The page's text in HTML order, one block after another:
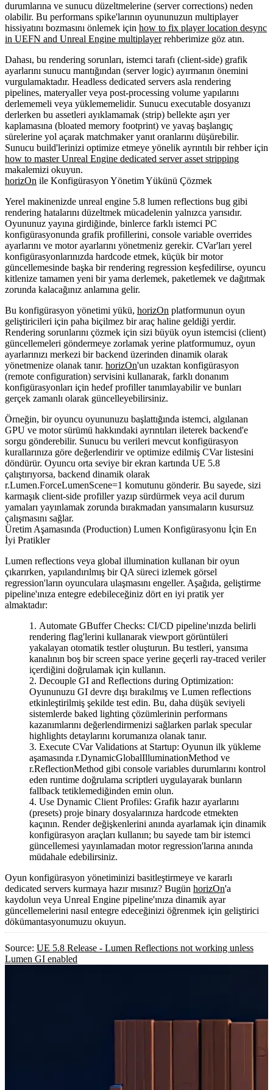
durumlarına ve sunucu düzeltmelerine (server corrections) neden
olabilir. Bu performans spike'larının oyununuzun multiplayer
hissiyatını bozmasını önlemek için how to fix player location desync
in UEFN and Unreal Engine multiplayerrehberimize göz atın.
Dahası, bu rendering sorunları, istemci tarafı (client-side) grafik
ayarlarını sunucu mantığından (server logic) ayırmanın önemini
vurgulamaktadır. Headless dedicated servers asla rendering
pipelines, materyaller veya post-processing volume yapılarını
derlememeli veya yüklememelidir. Sunucu executable dosyanızı
derlerken bu assetleri ayıklamamak (strip) bellekte aşırı yer
kaplamasına (bloated memory footprint) ve yavaş başlangıç
sürelerine yol açarak matchmaker yanıt oranlarını düşürebilir.
Sunucu build'lerinizi optimize etmeye yönelik ayrıntılı bir rehber için
how to master Unreal Engine dedicated server asset stripping
makalemizi okuyun.
horizOn ile Konfigürasyon Yönetim Yükünü Çözmek
Yerel makinenizde unreal engine 5.8 lumen reflections bug gibi
rendering hatalarını düzeltmek mücadelenin yalnızca yarısıdır.
Oyununuz yayına girdiğinde, binlerce farklı istemci PC
konfigürasyonunda grafik profillerini, console variable overrides
ayarlarını ve motor ayarlarını yönetmeniz gerekir. CVar'ları yerel
konfigürasyonlarınızda hardcode etmek, küçük bir motor
güncellemesinde başka bir rendering regression keşfedilirse, oyuncu
kitlenize tamamen yeni bir yama derlemek, paketlemek ve dağıtmak
zorunda kalacağınız anlamına gelir.
Bu konfigürasyon yönetimi yükü, horizOn platformunun oyun
geliştiricileri için paha biçilmez bir araç haline geldiği yerdir.
Rendering sorunlarını çözmek için sizi büyük oyun istemcisi (client)
güncellemeleri göndermeye zorlamak yerine platformumuz, oyun
ayarlarınızı merkezi bir backend üzerinden dinamik olarak
yönetmenize olanak tanır. horizOn'un uzaktan konfigürasyon
(remote configuration) servisini kullanarak, farklı donanım
konfigürasyonları için hedef profiller tanımlayabilir ve bunları
gerçek zamanlı olarak güncelleyebilirsiniz.
Örneğin, bir oyuncu oyununuzu başlattığında istemci, algılanan
GPU ve motor sürümü hakkındaki ayrıntıları ileterek backend'e
sorgu gönderebilir. Sunucu bu verileri mevcut konfigürasyon
kurallarınıza göre değerlendirir ve optimize edilmiş CVar listesini
döndürür. Oyuncu orta seviye bir ekran kartında UE 5.8
çalıştırıyorsa, backend dinamik olarak
r.Lumen.ForceLumenScene=1 komutunu gönderir. Bu sayede, sizi
karmaşık client-side profiller yazıp sürdürmek veya acil durum
yamaları yayınlamak zorunda bırakmadan yansımaların kusursuz
çalışmasını sağlar.
Üretim Aşamasında (Production) Lumen Konfigürasyonu İçin En
İyi Pratikler
Lumen reflections veya global illumination kullanan bir oyun
çıkarırken, yapılandırılmış bir QA süreci izlemek görsel
regression'ların oyunculara ulaşmasını engeller. Aşağıda, geliştirme
pipeline'ınıza entegre edebileceğiniz dört en iyi pratik yer
almaktadır:
Automate GBuffer Checks: CI/CD pipeline'ınızda belirli
rendering flag'lerini kullanarak viewport görüntüleri
yakalayan otomatik testler oluşturun. Bu testleri, yansıma
kanalının boş bir screen space yerine geçerli ray-traced veriler
içerdiğini doğrulamak için kullanın.
Decouple GI and Reflections during Optimization:
Oyununuzu GI devre dışı bırakılmış ve Lumen reflections
etkinleştirilmiş şekilde test edin. Bu, daha düşük seviyeli
sistemlerde baked lighting çözümlerinin performans
kazanımlarını değerlendirmenizi sağlarken parlak specular
highlights detaylarını korumanıza olanak tanır.
Execute CVar Validations at Startup: Oyunun ilk yükleme
aşamasında r.DynamicGlobalIlluminationMethod ve
r.ReflectionMethod gibi console variables durumlarını kontrol
eden runtime doğrulama scriptleri uygulayarak bunların
fallback tetiklemediğinden emin olun.
Use Dynamic Client Profiles: Grafik hazır ayarlarını
(presets) proje binary dosyalarınıza hardcode etmekten
kaçının. Render değişkenlerini anında ayarlamak için dinamik
konfigürasyon araçları kullanın; bu sayede tam bir istemci
güncellemesi yayınlamadan motor regression'larına anında
müdahale edebilirsiniz.
Oyun konfigürasyon yönetiminizi basitleştirmeye ve kararlı
dedicated servers kurmaya hazır mısınız? Bugün horizOn'a
kaydolun veya Unreal Engine pipeline'ınıza dinamik ayar
güncellemelerini nasıl entegre edeceğinizi öğrenmek için geliştirici
dökümantasyonumuzu okuyun.
Source: UE 5.8 Release - Lumen Reflections not working unless
Lumen GI enabled